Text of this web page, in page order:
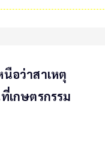
อว่าสาเหตุ
เกษตรกรรม